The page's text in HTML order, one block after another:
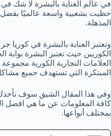
في عالم العناية بالبشرة لا شك في
حظيت بشعبية واسعة عالميًا بفضل
المذهلة.
وتعتبر العناية بالبشرة في كوريا
الكوريين حيث تعتبر البشرة بوابة
العلامات التجارية الكورية
المبتكرة التي تستهدف جميع
وفي هذا المقال الشيق سوف
كافة المعلومات عن ما هي افضل
بمختلف أنواعها.